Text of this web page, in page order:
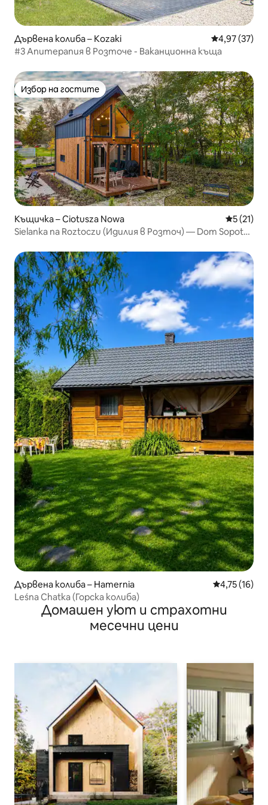
Дървена колиба – Kozaki Средна
4,97 (37)
#3 Апитерапия в Розточе - Ваканционна къща
Избор на гостите
Избор на гостите
Къщичка – Ciotusza Nowa Средна
5 (21)
Sielanka na Roztoczu (Идилия в Розточ) — Dom Sopot
Дървена колиба – Hamernia Средна
4,75 (16)
Leśna Chatka (Горска колиба)
Домашен уют и страхотни
месечни цени